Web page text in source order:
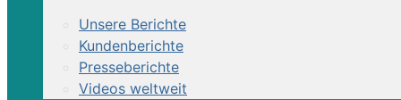
Unsere Berichte
Kundenberichte
Presseberichte
Videos weltweit